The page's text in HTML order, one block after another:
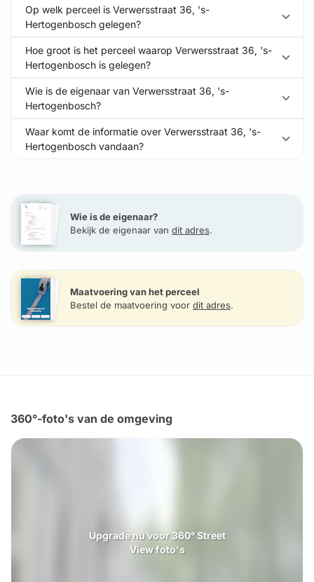
Op welk perceel is Verwersstraat 36, 's-
Hertogenbosch gelegen?
Hoe groot is het perceel waarop Verwersstraat 36, 's-
Hertogenbosch is gelegen?
Wie is de eigenaar van Verwersstraat 36, 's-
Hertogenbosch?
Waar komt de informatie over Verwersstraat 36, 's-
Hertogenbosch vandaan?
Wie is de eigenaar?
Bekijk de eigenaar van dit adres.
Maatvoering van het perceel
Bestel de maatvoering voor dit adres.
360°-foto's van de omgeving
Upgrade nu voor 360° Street
View foto's